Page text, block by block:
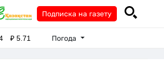
Подписка на газету
₽5.71 Погода